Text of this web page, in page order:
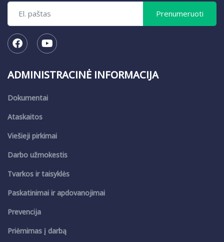
ADMINISTRACINĖ INFORMACIJA
Dokumentai
Ataskaitos
Viešieji pirkimai
Darbo užmokestis
Tvarkos ir taisyklės
Paskatinimai ir apdovanojimai
Prevencija
Priėmimas į darbą